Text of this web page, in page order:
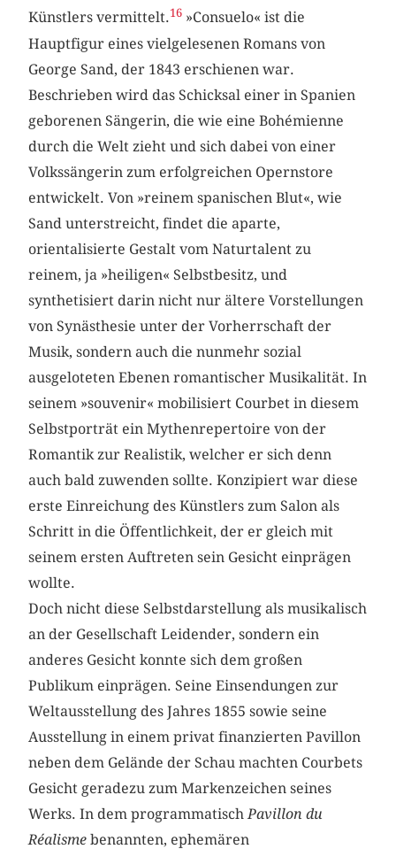
Künstlers vermittelt.16 »Consuelo« ist die
Hauptfigur eines vielgelesenen Romans von
George Sand, der 1843 erschienen war.
Beschrieben wird das Schicksal einer in Spanien
geborenen Sängerin, die wie eine Bohémienne
durch die Welt zieht und sich dabei von einer
Volkssängerin zum erfolgreichen Opernstore
entwickelt. Von »reinem spanischen Blut«, wie
Sand unterstreicht, findet die aparte,
orientalisierte Gestalt vom Naturtalent zu
reinem, ja »heiligen« Selbstbesitz, und
synthetisiert darin nicht nur ältere Vorstellungen
von Synästhesie unter der Vorherrschaft der
Musik, sondern auch die nunmehr sozial
ausgeloteten Ebenen romantischer Musikalität. In
seinem »souvenir« mobilisiert Courbet in diesem
Selbstporträt ein Mythenrepertoire von der
Romantik zur Realistik, welcher er sich denn
auch bald zuwenden sollte. Konzipiert war diese
erste Einreichung des Künstlers zum Salon als
Schritt in die Öffentlichkeit, der er gleich mit
seinem ersten Auftreten sein Gesicht einprägen
wollte.
Doch nicht diese Selbstdarstellung als musikalisch
an der Gesellschaft Leidender, sondern ein
anderes Gesicht konnte sich dem großen
Publikum einprägen. Seine Einsendungen zur
Weltausstellung des Jahres 1855 sowie seine
Ausstellung in einem privat finanzierten Pavillon
neben dem Gelände der Schau machten Courbets
Gesicht geradezu zum Markenzeichen seines
Werks. In dem programmatisch Pavillon du
Réalisme benannten, ephemären